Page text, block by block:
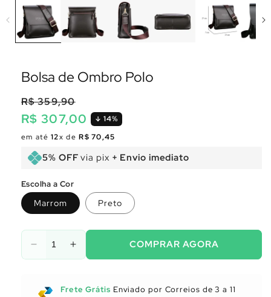
Bolsa de Ombro Polo
Preço
normal
R$ 307,00 14%
Preço
promocional
R$ 359,90
em até12x deR$ 70,45
5% OFF via pix + Envio imediato
Escolha a Cor
Marrom Preto
Diminuir
a
de
Aumentar
a
de
COMPRAR AGORA
Frete Grátis Enviado por Correios de 3 a 11